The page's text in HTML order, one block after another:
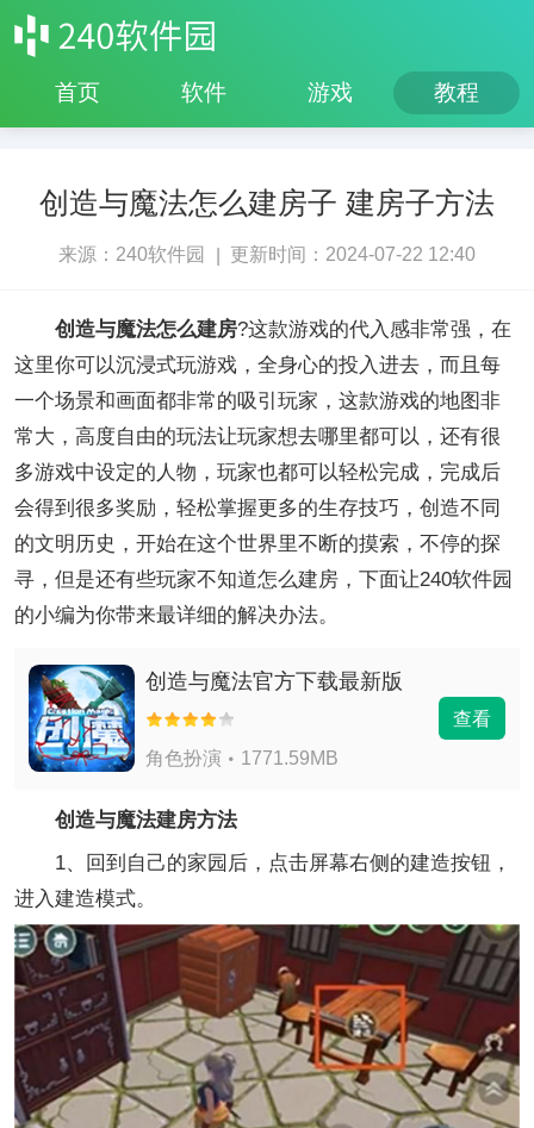
首页 软件 游戏 教程
创造与魔法怎么建房子 建房子方法
来源：240软件园 更新时间：2024-07-22 12:40
创造与魔法怎么建房?这款游戏的代入感非常强，在
这里你可以沉浸式玩游戏，全身心的投入进去，而且每
一个场景和画面都非常的吸引玩家，这款游戏的地图非
常大，高度自由的玩法让玩家想去哪里都可以，还有很
多游戏中设定的人物，玩家也都可以轻松完成，完成后
会得到很多奖励，轻松掌握更多的生存技巧，创造不同
的文明历史，开始在这个世界里不断的摸索，不停的探
寻，但是还有些玩家不知道怎么建房，下面让240软件园
的小编为你带来最详细的解决办法。
创造与魔法官方下载最新版
角色扮演 1771.59MB
查看
创造与魔法建房方法
1、回到自己的家园后，点击屏幕右侧的建造按钮，
进入建造模式。